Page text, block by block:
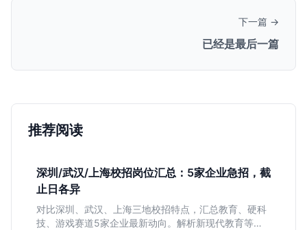
下一篇 →
已经是最后一篇
推荐阅读
深圳/武汉/上海校招岗位汇总：5家企业急招，截
止日各异
对比深圳、武汉、上海三地校招特点，汇总教育、硬科
技、游戏赛道5家企业最新动向。解析新现代教育等公